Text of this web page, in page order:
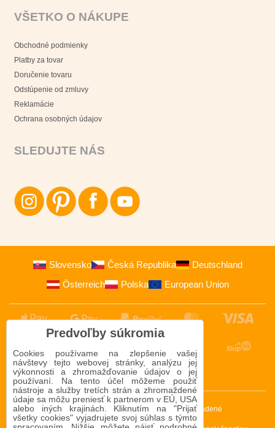
VŠETKO O NÁKUPE
Obchodné podmienky
Platby za tovar
Doručenie tovaru
Odstúpenie od zmluvy
Reklamácie
Ochrana osobných údajov
SLEDUJTE NÁS
Slovensko Česká Republika
Deutschland
Österreich
Polska European Union
2009-2026 © Bomba s.r.o.Všetky práva vyhradené
Predvoľby súkromia
Cookies používame na zlepšenie vašej
návštevy tejto webovej stránky, analýzu jej
výkonnosti a zhromažďovanie údajov o jej
používaní. Na tento účel môžeme použiť
nástroje a služby tretích strán a zhromaždené
údaje sa môžu preniesť k partnerom v EÚ, USA
alebo iných krajinách. Kliknutím na "Prijať
všetky cookies" vyjadrujete svoj súhlas s týmto